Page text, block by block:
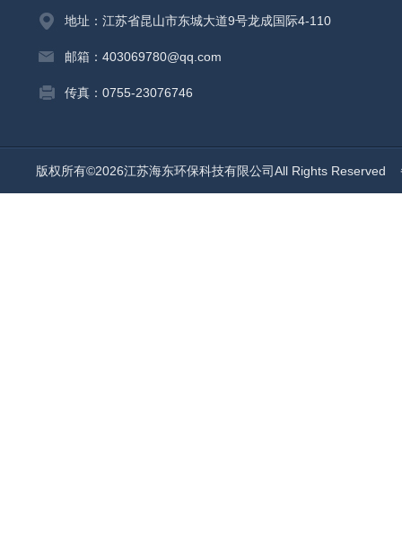
地址：江苏省昆山市东城大道9号龙成国际4-110
邮箱：403069780@qq.com
传真：0755-23076746
版权所有©2026江苏海东环保科技有限公司All Rights Reserved